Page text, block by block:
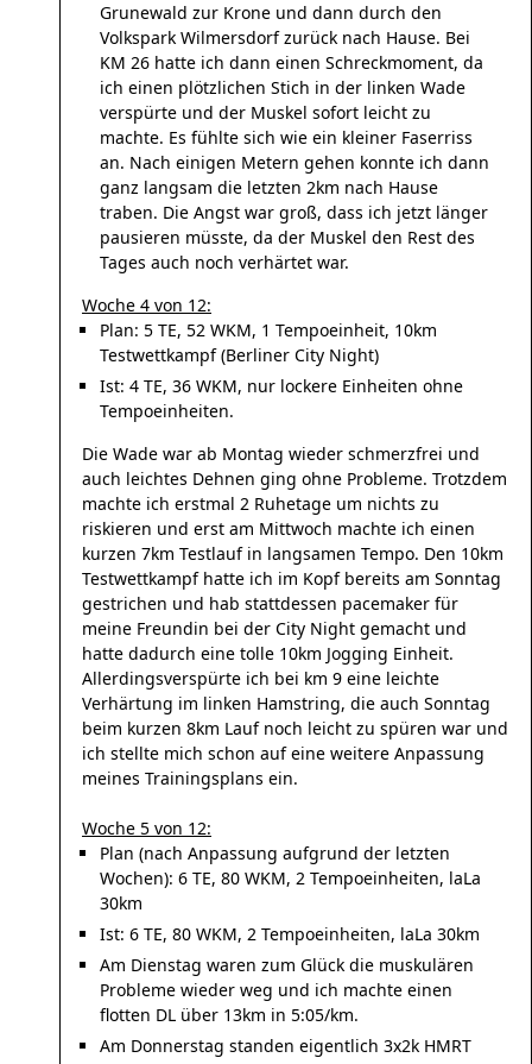
Grunewald zur Krone und dann durch den
Volkspark Wilmersdorf zurück nach Hause. Bei
KM 26 hatte ich dann einen Schreckmoment, da
ich einen plötzlichen Stich in der linken Wade
verspürte und der Muskel sofort leicht zu
machte. Es fühlte sich wie ein kleiner Faserriss
an. Nach einigen Metern gehen konnte ich dann
ganz langsam die letzten 2km nach Hause
traben. Die Angst war groß, dass ich jetzt länger
pausieren müsste, da der Muskel den Rest des
Tages auch noch verhärtet war.
Woche 4 von 12:
Plan: 5 TE, 52 WKM, 1 Tempoeinheit, 10km
Testwettkampf (Berliner City Night)
Ist: 4 TE, 36 WKM, nur lockere Einheiten ohne
Tempoeinheiten.
Die Wade war ab Montag wieder schmerzfrei und
auch leichtes Dehnen ging ohne Probleme. Trotzdem
machte ich erstmal 2 Ruhetage um nichts zu
riskieren und erst am Mittwoch machte ich einen
kurzen 7km Testlauf in langsamen Tempo. Den 10km
Testwettkampf hatte ich im Kopf bereits am Sonntag
gestrichen und hab stattdessen pacemaker für
meine Freundin bei der City Night gemacht und
hatte dadurch eine tolle 10km Jogging Einheit.
Allerdingsverspürte ich bei km 9 eine leichte
Verhärtung im linken Hamstring, die auch Sonntag
beim kurzen 8km Lauf noch leicht zu spüren war und
ich stellte mich schon auf eine weitere Anpassung
meines Trainingsplans ein.
Woche 5 von 12:
Plan (nach Anpassung aufgrund der letzten
Wochen): 6 TE, 80 WKM, 2 Tempoeinheiten, laLa
30km
Ist: 6 TE, 80 WKM, 2 Tempoeinheiten, laLa 30km
Am Dienstag waren zum Glück die muskulären
Probleme wieder weg und ich machte einen
flotten DL über 13km in 5:05/km.
Am Donnerstag standen eigentlich 3x2k HMRT